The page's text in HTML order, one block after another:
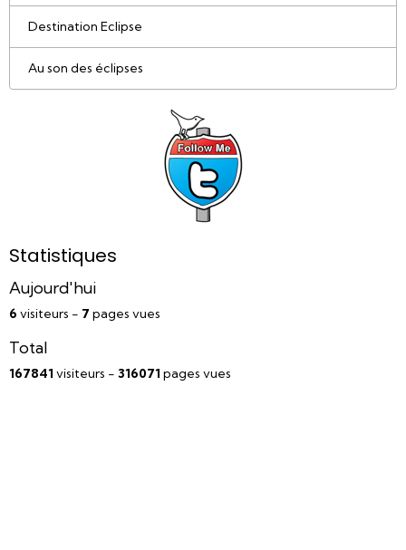
Destination Eclipse
Au son des éclipses
Statistiques
Aujourd'hui
6 visiteurs - 7 pages vues
Total
167841 visiteurs - 316071 pages vues